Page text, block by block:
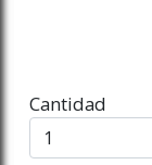
Cantidad